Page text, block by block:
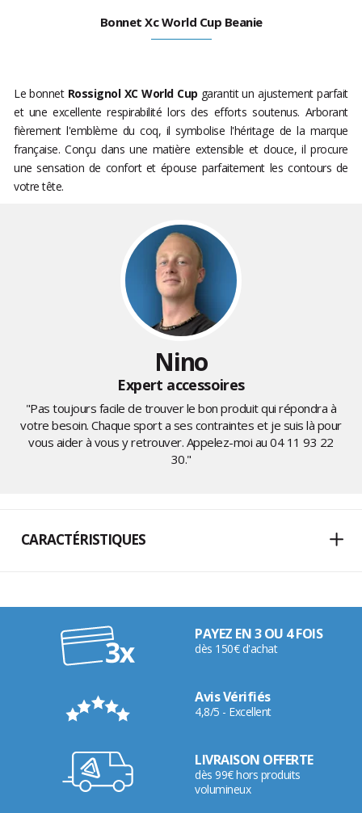
Bonnet Xc World Cup Beanie
Le bonnet Rossignol XC World Cup garantit un ajustement parfait
et une excellente respirabilité lors des efforts soutenus. Arborant
fièrement l'emblème du coq, il symbolise l'héritage de la marque
française. Conçu dans une matière extensible et douce, il procure
une sensation de confort et épouse parfaitement les contours de
votre tête.
Nino
Expert accessoires
"Pas toujours facile de trouver le bon produit qui répondra à
votre besoin. Chaque sport a ses contraintes et je suis là pour
vous aider à vous y retrouver. Appelez-moi au04 11 93 22
30."
CARACTÉRISTIQUES
PAYEZ EN 3 OU 4 FOIS
dès 150€ d'achat
Avis Vérifiés
4,8/5 - Excellent
LIVRAISON OFFERTE
dès 99€ hors produits
volumineux